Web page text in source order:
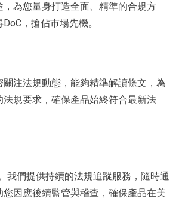
，為您量身打造全面、精準的合規方
，搶佔市場先機。
注法規動態，能夠精準解讀條文，為
規要求，確保產品始終符合最新法
我們提供持續的法規追蹤服務，隨時通
因應後續監管與稽查，確保產品在美